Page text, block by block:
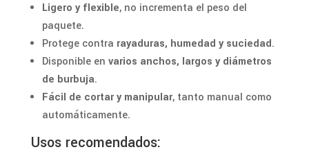
Ligero y flexible, no incrementa el peso del
paquete.
Protege contra rayaduras, humedad y suciedad.
Disponible en varios anchos, largos y diámetros
de burbuja.
Fácil de cortar y manipular, tanto manual como
automáticamente.
Usos recomendados: